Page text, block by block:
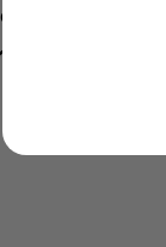
12/2023 À